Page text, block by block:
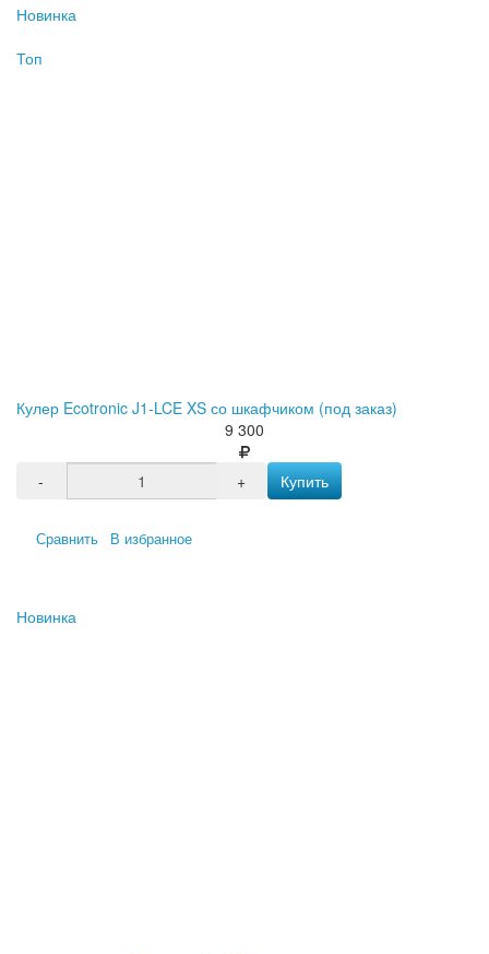
Новинка
Топ
Кулер Ecotronic J1-LCE XS со шкафчиком (под заказ)
9 300
- + Купить
Сравнить В избранное
Новинка